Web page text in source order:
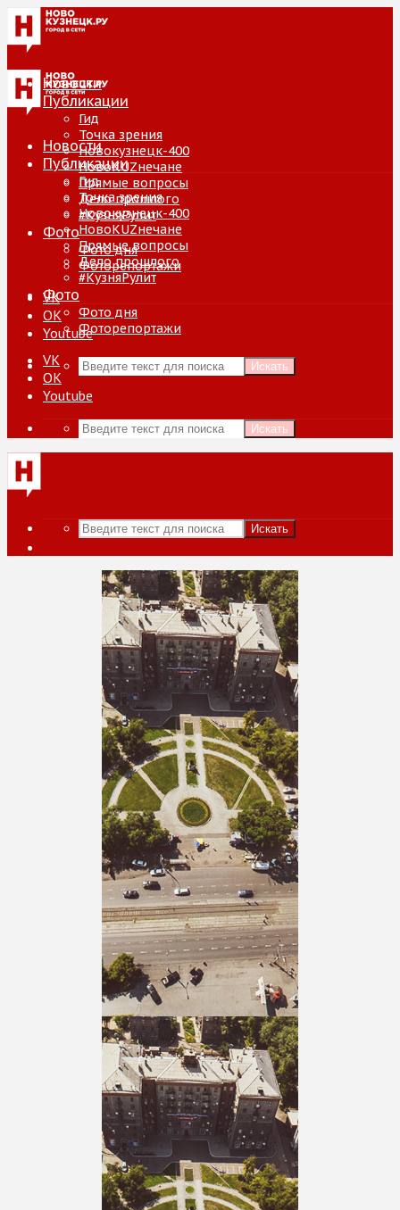
Новости
Публикации
Гид
Точка зрения
Новокузнецк-400
НовоKUZнечане
Прямые вопросы
Дело прошлого
#КузняРулит
Фото
Фото дня
Фоторепортажи
VK
ОК
Youtube
Искать
Новости
Публикации
Гид
Точка зрения
Новокузнецк-400
НовоKUZнечане
Прямые вопросы
Дело прошлого
#КузняРулит
Фото
Фото дня
Фоторепортажи
VK
ОК
Youtube
Искать
Искать